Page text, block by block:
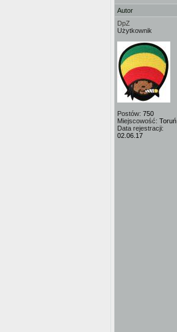
Autor
DpZ
Użytkownik
Postów: 750
Miejscowość: Toruń
Data rejestracji:
02.06.17